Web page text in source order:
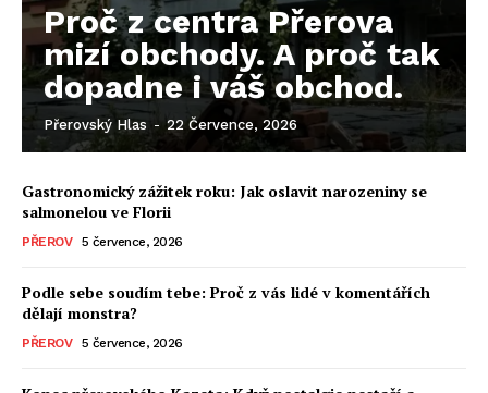
Proč z centra Přerova
mizí obchody. A proč tak
dopadne i váš obchod.
Přerovský Hlas - 22 Července, 2026
Gastronomický zážitek roku: Jak oslavit narozeniny se
salmonelou ve Florii
PŘEROV 5 července, 2026
Podle sebe soudím tebe: Proč z vás lidé v komentářích
dělají monstra?
PŘEROV 5 července, 2026